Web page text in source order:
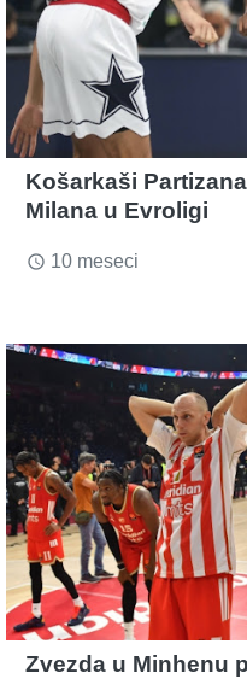
Košarkaši
Milana u Evroligi
access_time 10 meseci
Zvezda u Minhenu